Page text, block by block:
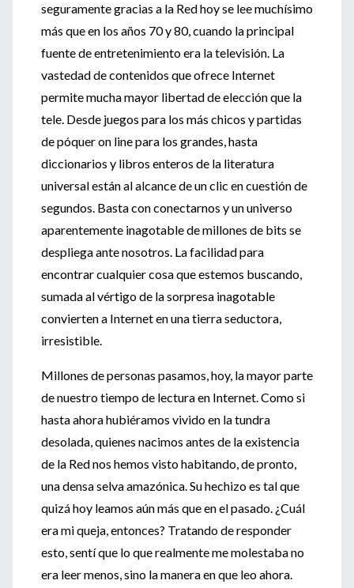
seguramente gracias a la Red hoy se lee muchísimo
más que en los años 70 y 80, cuando la principal
fuente de entretenimiento era la televisión. La
vastedad de contenidos que ofrece Internet
permite mucha mayor libertad de elección que la
tele. Desde juegos para los más chicos y partidas
de póquer on line para los grandes, hasta
diccionarios y libros enteros de la literatura
universal están al alcance de un clic en cuestión de
segundos. Basta con conectarnos y un universo
aparentemente inagotable de millones de bits se
despliega ante nosotros. La facilidad para
encontrar cualquier cosa que estemos buscando,
sumada al vértigo de la sorpresa inagotable
convierten a Internet en una tierra seductora,
irresistible.
Millones de personas pasamos, hoy, la mayor parte
de nuestro tiempo de lectura en Internet. Como si
hasta ahora hubiéramos vivido en la tundra
desolada, quienes nacimos antes de la existencia
de la Red nos hemos visto habitando, de pronto,
una densa selva amazónica. Su hechizo es tal que
quizá hoy leamos aún más que en el pasado. ¿Cuál
era mi queja, entonces? Tratando de responder
esto, sentí que lo que realmente me molestaba no
era leer menos, sino la manera en que leo ahora.